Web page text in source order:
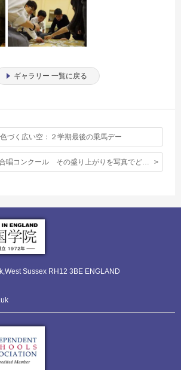
ギャラリー 一覧に戻る
づく広い空：２学期最後の乗馬デー
生徒会主催 第２回 合唱コンクール その盛り上がりを写真でどうぞ。
West Sussex RH12 3BE ENGLAND